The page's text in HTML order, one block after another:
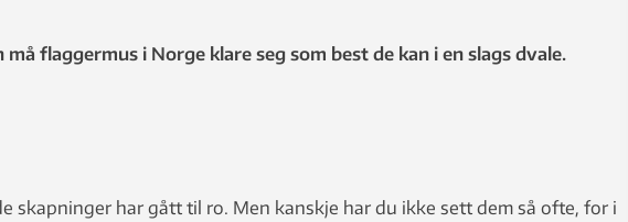
flaggermus i Norge klare seg som best de kan i en slags dvale.
har gått til ro. Men kanskje har du ikke sett dem så ofte, for i